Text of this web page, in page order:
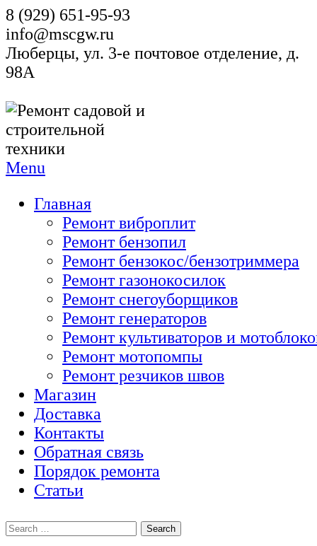
8 (929) 651-95-93
info@mscgw.ru
Люберцы, ул. 3-е почтовое отделение, д.
98А
Menu
Главная
Ремонт виброплит
Ремонт бензопил
Ремонт бензокос/бензотриммера
Ремонт газонокосилок
Ремонт снегоуборщиков
Ремонт генераторов
Ремонт культиваторов и
Ремонт мотопомпы
Ремонт резчиков швов
Магазин
Доставка
Контакты
Обратная связь
Порядок ремонта
Статьи